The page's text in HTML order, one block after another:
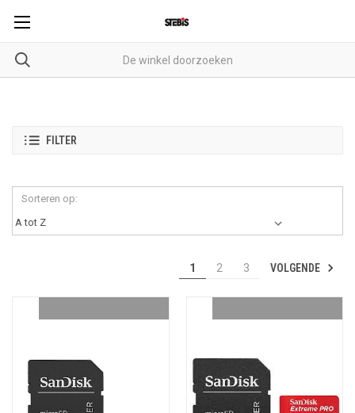
FILTER
Sorteren op:
1 2 3 VOLGENDE